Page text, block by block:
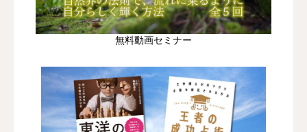
無料動画セミナー